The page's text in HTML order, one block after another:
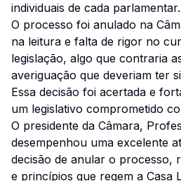
individuais de cada parlamentar.
O processo foi anulado na
na leitura e falta de rigor no
legislação, algo que contraria
averiguação que deveriam ter
Essa decisão foi acertada e
um legislativo comprometido
O presidente da Câmara,
desempenhou uma excelente
decisão de anular o processo,
e princípios que regem a Casa